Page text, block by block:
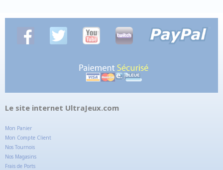
Le site internet UltraJeux.com
Mon Panier
Mon Compte Client
Nos Tournois
Nos Magasins
Frais de Ports